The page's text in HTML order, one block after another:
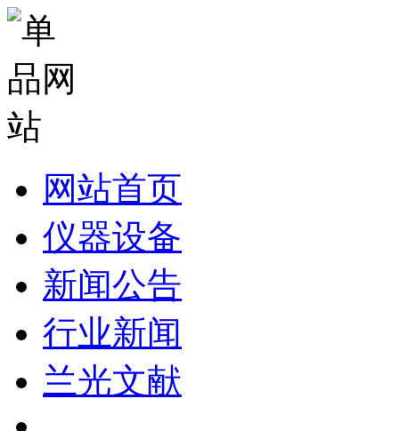
网站首页
仪器设备
新闻公告
行业新闻
兰光文献